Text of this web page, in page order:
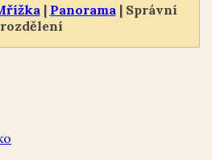
| Panorama | Správní
rozdělení